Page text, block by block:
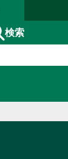
検索